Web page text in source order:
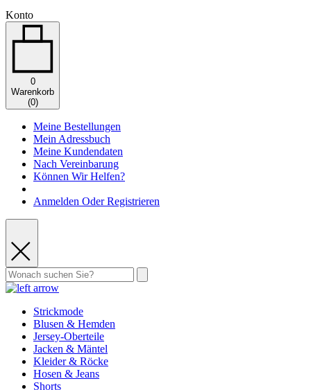
Konto
0
Warenkorb
(0)
Meine Bestellungen
Mein Adressbuch
Meine Kundendaten
Nach Vereinbarung
Können Wir Helfen?
Anmelden Oder Registrieren
Strickmode
Blusen & Hemden
Jersey-Oberteile
Jacken & Mäntel
Kleider & Röcke
Hosen & Jeans
Shorts